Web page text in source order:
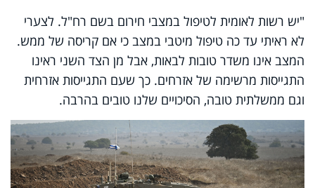
"יש רשות לאומית לטיפול במצבי חירום בשם רח"ל. לצערי
לא ראיתי עד כה טיפול מיטבי במצב כי אם קריסה של ממש.
המצב אינו משדר טובות לבאות, אבל מן הצד השני ראינו
התגייסות מרשימה של אזרחים. כך שעם התגייסות אזרחית
וגם ממשלתית טובה, הסיכויים שלנו טובים בהרבה.